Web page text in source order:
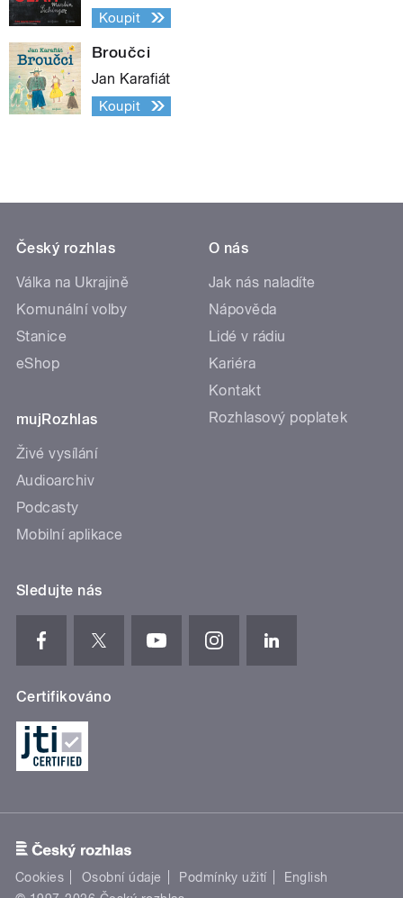
Koupit
Broučci
Jan Karafiát
Koupit
Český rozhlas
Válka na Ukrajině
Komunální volby
Stanice
eShop
mujRozhlas
Živé vysílání
Audioarchiv
Podcasty
Mobilní aplikace
O nás
Jak nás naladíte
Nápověda
Lidé v rádiu
Kariéra
Kontakt
Rozhlasový poplatek
Sledujte nás
Certifikováno
Cookies Osobní údaje Podmínky užití
English